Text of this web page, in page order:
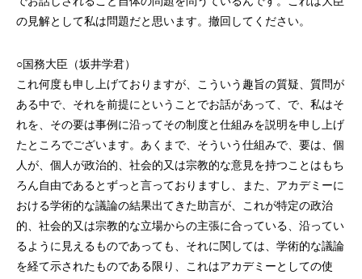
の見解として私は問題だと思います。撤回してください。
○国務大臣（坂井学君）
これ何度も申し上げておりますが、こういう趣旨の質疑、質問が
ある中で、それを前提にということでお話があって、で、私はそ
れを、その要は事例に沿ってその制度と仕組みを説明を申し上げ
たところでございます。あくまで、そういう仕組みで、要は、個
人が、個人が政治的、社会的又は宗教的な意見を持つことはもち
ろん自由であるとずっと言っておりますし、また、アカデミーに
おける学術的な議論の結果出てきた助言が、これが特定の政治
的、社会的又は宗教的な立場からの主張に合っている、沿ってい
るように見えるものであっても、それに関しては、学術的な議論
を経て示されたものである限り、これはアカデミーとしての使